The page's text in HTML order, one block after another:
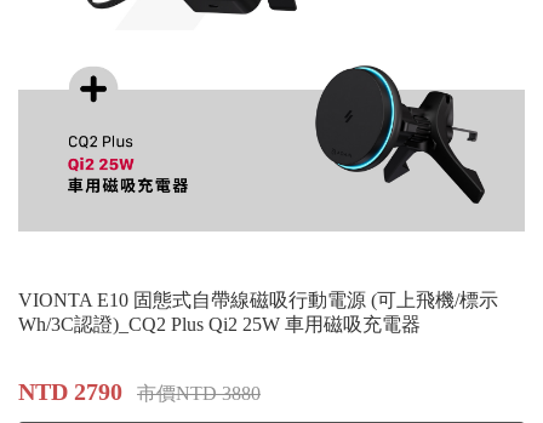
VIONTA E10 固態式自帶線磁吸行動電源 (可上飛機/標示
Wh/3C認證)_CQ2 Plus Qi2 25W 車用磁吸充電器
NTD 2790 市價NTD 3880